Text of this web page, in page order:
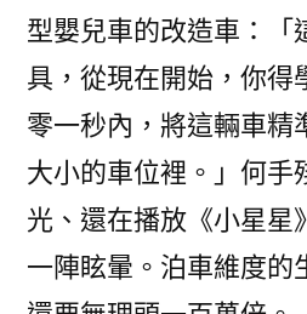
型嬰兒車的改造車：「
具，從現在開始，你得
零一秒內，將這輛車精
大小的車位裡。」何手
光、還在播放《小星星
一陣眩暈。泊車維度的